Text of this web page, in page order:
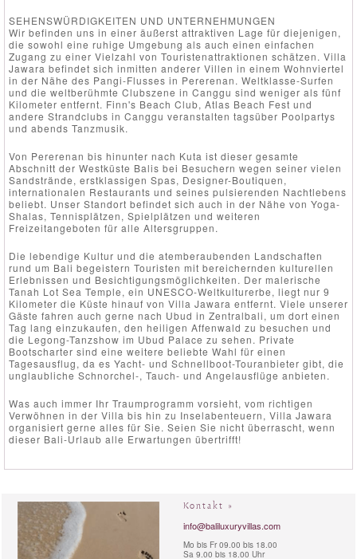
SEHENSWÜRDIGKEITEN UND UNTERNEHMUNGEN
Wir befinden uns in einer äußerst attraktiven Lage für diejenigen,
die sowohl eine ruhige Umgebung als auch einen einfachen
Zugang zu einer Vielzahl von Touristenattraktionen schätzen. Villa
Jawara befindet sich inmitten anderer Villen in einem Wohnviertel
in der Nähe des Pangi-Flusses in Pererenan. Weltklasse-Surfen
und die weltberühmte Clubszene in Canggu sind weniger als fünf
Kilometer entfernt. Finn's Beach Club, Atlas Beach Fest und
andere Strandclubs in Canggu veranstalten tagsüber Poolpartys
und abends Tanzmusik.
Von Pererenan bis hinunter nach Kuta ist dieser gesamte
Abschnitt der Westküste Balis bei Besuchern wegen seiner vielen
Sandstrände, erstklassigen Spas, Designer-Boutiquen,
internationalen Restaurants und seines pulsierenden Nachtlebens
beliebt. Unser Standort befindet sich auch in der Nähe von Yoga-
Shalas, Tennisplätzen, Spielplätzen und weiteren
Freizeitangeboten für alle Altersgruppen.
Die lebendige Kultur und die atemberaubenden Landschaften
rund um Bali begeistern Touristen mit bereichernden kulturellen
Erlebnissen und Besichtigungsmöglichkeiten. Der malerische
Tanah Lot Sea Temple, ein UNESCO-Weltkulturerbe, liegt nur 9
Kilometer die Küste hinauf von Villa Jawara entfernt. Viele unserer
Gäste fahren auch gerne nach Ubud in Zentralbali, um dort einen
Tag lang einzukaufen, den heiligen Affenwald zu besuchen und
die Legong-Tanzshow im Ubud Palace zu sehen. Private
Bootscharter sind eine weitere beliebte Wahl für einen
Tagesausflug, da es Yacht- und Schnellboot-Touranbieter gibt, die
unglaubliche Schnorchel-, Tauch- und Angelausflüge anbieten.
Was auch immer Ihr Traumprogramm vorsieht, vom richtigen
Verwöhnen in der Villa bis hin zu Inselabenteuern, Villa Jawara
organisiert gerne alles für Sie. Seien Sie nicht überrascht, wenn
dieser Bali-Urlaub alle Erwartungen übertrifft!
Kontakt »
info@baliluxuryvillas.com
Mo bis Fr 09.00 bis 18.00
Sa 9.00 bis 18.00 Uhr